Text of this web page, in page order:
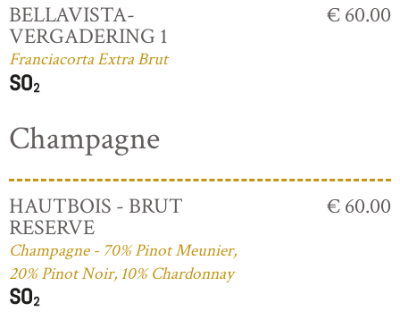
BELLAVISTA-
VERGADERING 1
Franciacorta Extra Brut
€ 60.00
Champagne
HAUTBOIS - BRUT
RESERVE
Champagne - 70% Pinot Meunier,
20% Pinot Noir, 10% Chardonnay
€ 60.00